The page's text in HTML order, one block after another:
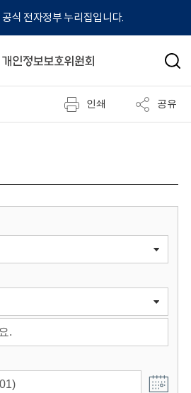
식 전자정부 누리집입니다.
검
인쇄 공유